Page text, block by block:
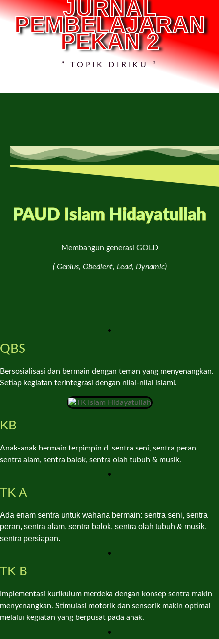
JURNAL
PEMBELAJARAN
PEKAN 2
” TOPIK DIRIKU “
PAUD Islam Hidayatullah
Membangun generasi GOLD
( Genius, Obedient, Lead, Dynamic)
QBS
Bersosialisasi dan bermain dengan teman yang menyenangkan.
Setiap kegiatan terintegrasi dengan nilai-nilai islami.
KB
Anak-anak bermain terpimpin di sentra seni, sentra peran,
sentra alam, sentra balok, sentra olah tubuh & musik.
TK A
Ada enam sentra untuk wahana bermain: sentra seni, sentra
peran, sentra alam, sentra balok, sentra olah tubuh & musik,
sentra persiapan.
TK B
Implementasi kurikulum merdeka dengan konsep sentra makin
menyenangkan. Stimulasi motorik dan sensorik makin optimal
melalui kegiatan yang berpusat pada anak.